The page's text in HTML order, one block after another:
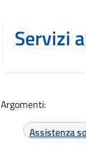
Servizi
Argomenti:
Assistenza